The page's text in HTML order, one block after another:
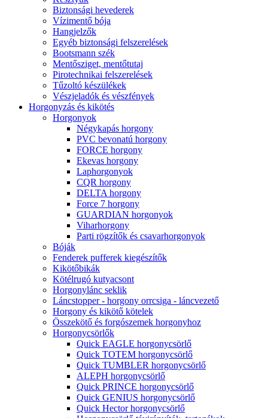
Biztonsági hevederek
Vízimentő bója
Hangjelzők
Egyéb biztonsági felszerelések
Bootsmann szék
Mentősziget, mentőtutaj
Pirotechnikai felszerelések
Tűzoltó készülékek
Vészjeladók és vészfények
Horgonyzás és kikötés
Horgonyok
Négykapás horgony
PVC bevonatú horgony
FORCE horgony
Ekevas horgony
Laphorgonyok
CQR horgony
DELTA horgony
Force 7 horgony
GUARDIAN horgonyok
Viharhorgony
Parti rögzítők és csavarhorgonyok
Bóják
Fenderek pufferek kiegészítők
Kikötőbikák
Kötélrugó kutyacsont
Horgonylánc seklik
Láncstopper - horgony orrcsiga - láncvezető
Horgony és kikötő kötelek
Összekötő és forgószemek horgonyhoz
Horgonycsörlők
Quick EAGLE horgonycsörlő
Quick TOTEM horgonycsörlő
Quick TUMBLER horgonycsörlő
ALEPH horgonycsörlő
Quick PRINCE horgonycsörlő
Quick GENIUS horgonycsörlő
Quick Hector horgonycsörlő